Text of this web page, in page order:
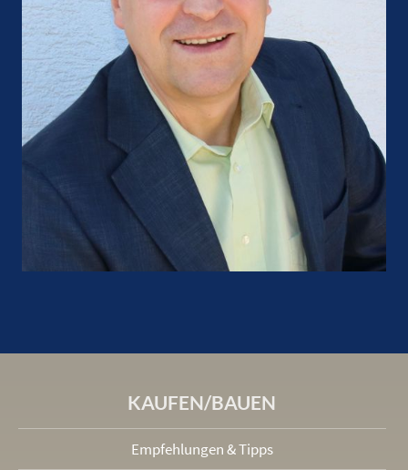
KAUFEN/BAUEN
Empfehlungen & Tipps